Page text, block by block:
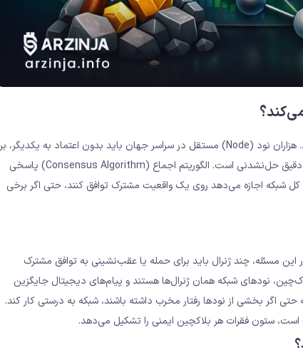
در شبکه‌های غیرمتمرکز، هیچ نهاد مرکزی‌ وجود ندارد که صحت تراکنش‌ها را تأیید کند. هزاران نود (Node) مستقل در سراسر جهان باید بدون اعتماد به یکدیگر، بر
سر یک نسخه واحد از دفتر کل به توافق برسند. این چالش بنیادین بدون یک پروتکل دقیق حل‌نشدنی است. الگوریتم اجماع (Consensus Algorithm) پاسخی
کل شبکه اجازه می‌دهد روی یک واقعیت مشترک توافق کنند، حتی اگر برخی
مسئله، چند ژنرال باید برای حمله یا عقب‌نشینی به توافق مشترک
نودهای شبکه همان ژنرال‌ها هستند و پیام‌های دیجیتال جایگزین
اگر بخشی از نودها رفتار مخرب داشته باشند، شبکه به درستی کار کند.